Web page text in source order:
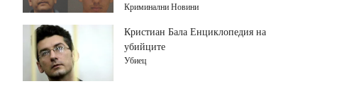
Криминални Новини
Кристиан Бала Енциклопедия на
убийците
Убиец